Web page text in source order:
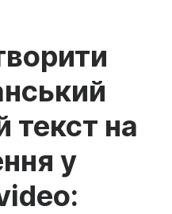
текст на
у